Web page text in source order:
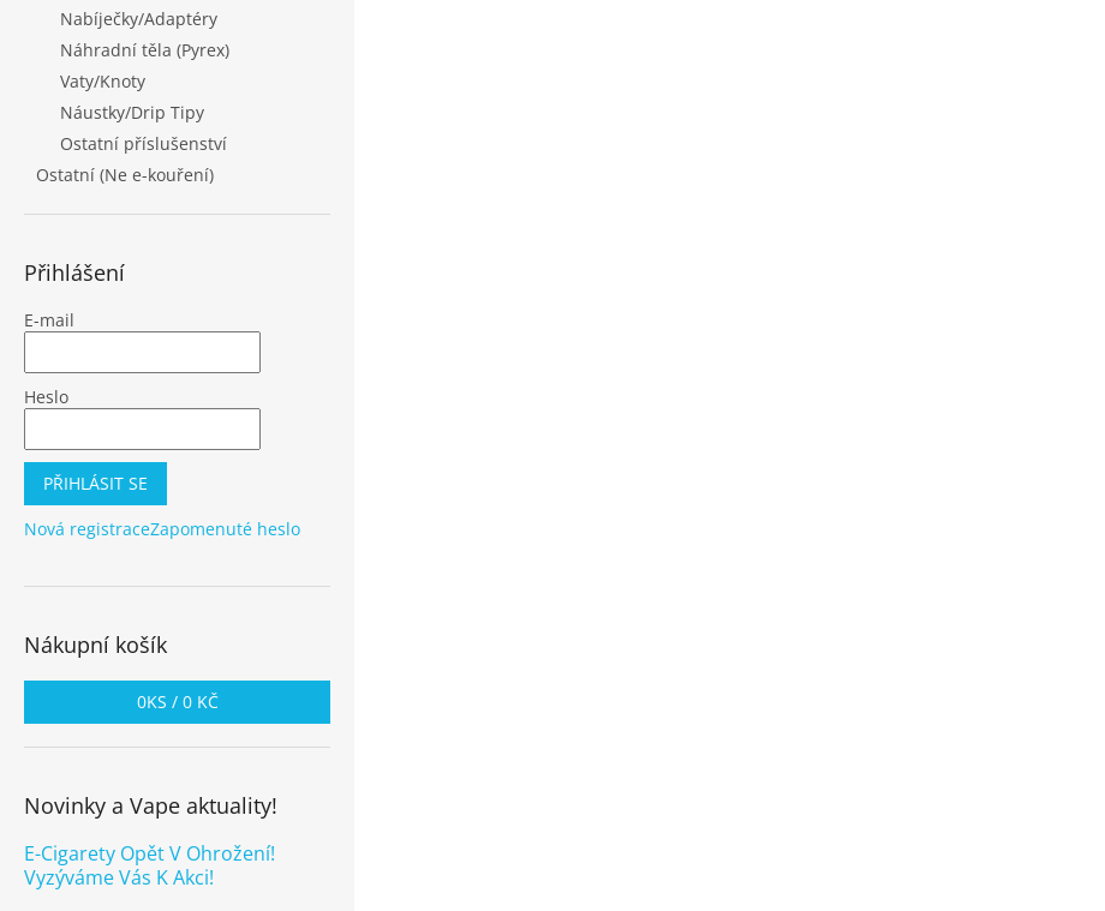
Nabíječky/Adaptéry
Náhradní těla (Pyrex)
Vaty/Knoty
Náustky/Drip Tipy
Ostatní příslušenství
Ostatní (Ne e-kouření)
Přihlášení
E-mail
Heslo
PŘIHLÁSIT SE
Nová registraceZapomenuté heslo
Nákupní košík
0KS / 0 KČ
Novinky a Vape aktuality!
E-Cigarety Opět V Ohrožení!
Vyzýváme Vás K Akci!